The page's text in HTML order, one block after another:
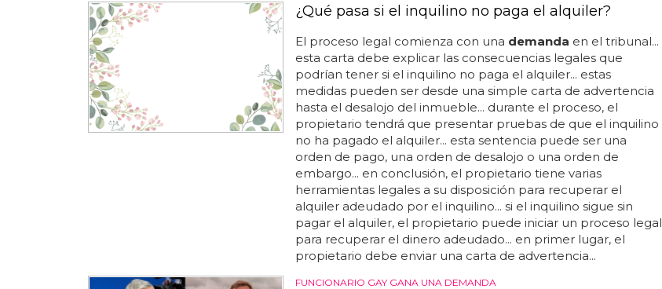
¿Qué pasa si el inquilino no paga el alquiler?
El proceso legal comienza con una demanda en el tribunal...
esta carta debe explicar las consecuencias legales que
podrían tener si el inquilino no paga el alquiler... estas
medidas pueden ser desde una simple carta de advertencia
hasta el desalojo del inmueble... durante el proceso, el
propietario tendrá que presentar pruebas de que el inquilino
no ha pagado el alquiler... esta sentencia puede ser una
orden de pago, una orden de desalojo o una orden de
embargo... en conclusión, el propietario tiene varias
herramientas legales a su disposición para recuperar el
alquiler adeudado por el inquilino... si el inquilino sigue sin
pagar el alquiler, el propietario puede iniciar un proceso legal
para recuperar el dinero adeudado... en primer lugar, el
propietario debe enviar una carta de advertencia...
FUNCIONARIO GAY GANA UNA DEMANDA